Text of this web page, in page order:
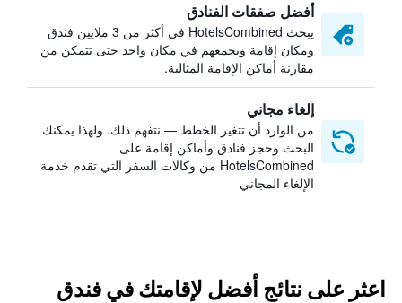
أفضل صفقات الفنادق
يبحث HotelsCombined في أكثر من 3 ملايين فندق
ومكان إقامة ويجمعهم في مكان واحد حتى تتمكن من
مقارنة أماكن الإقامة المثالية.
إلغاء مجاني
من الوارد أن تتغير الخطط — نتفهم ذلك. ولهذا يمكنك
البحث وحجز فنادق وأماكن إقامة على
HotelsCombined من وكالات السفر التي تقدم خدمة
الإلغاء المجاني
اعثر على نتائج أفضل لإقامتك في فندق